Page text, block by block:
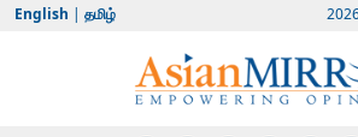
English | தமிழ்